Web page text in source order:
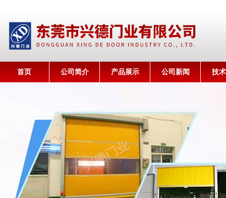
首页 公司简介 产品展示 公司新闻 技